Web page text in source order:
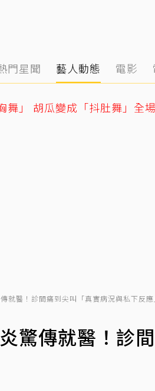
門星聞 藝人動態 電影
舞」 胡瓜變成「抖肚舞」全
就醫！診間痛到尖叫「真實病況與私下反應
驚傳就醫！診